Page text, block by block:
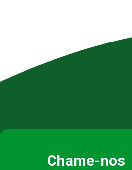
Chame-nos